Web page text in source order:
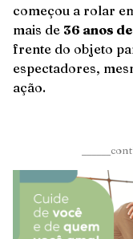
começou a rolar
mais de 36 anos
frente do objeto
espectadores,
ação.